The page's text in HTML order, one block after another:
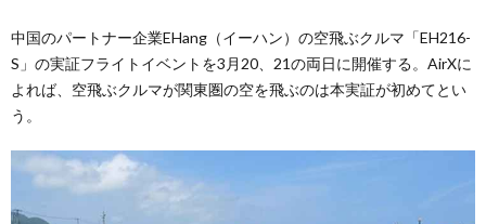
中国のパートナー企業EHang（イーハン）の空飛ぶクルマ「EH216-
S」の実証フライトイベントを3月20、21の両日に開催する。AirXに
よれば、空飛ぶクルマが関東圏の空を飛ぶのは本実証が初めてとい
う。